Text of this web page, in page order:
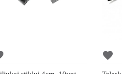
favorite